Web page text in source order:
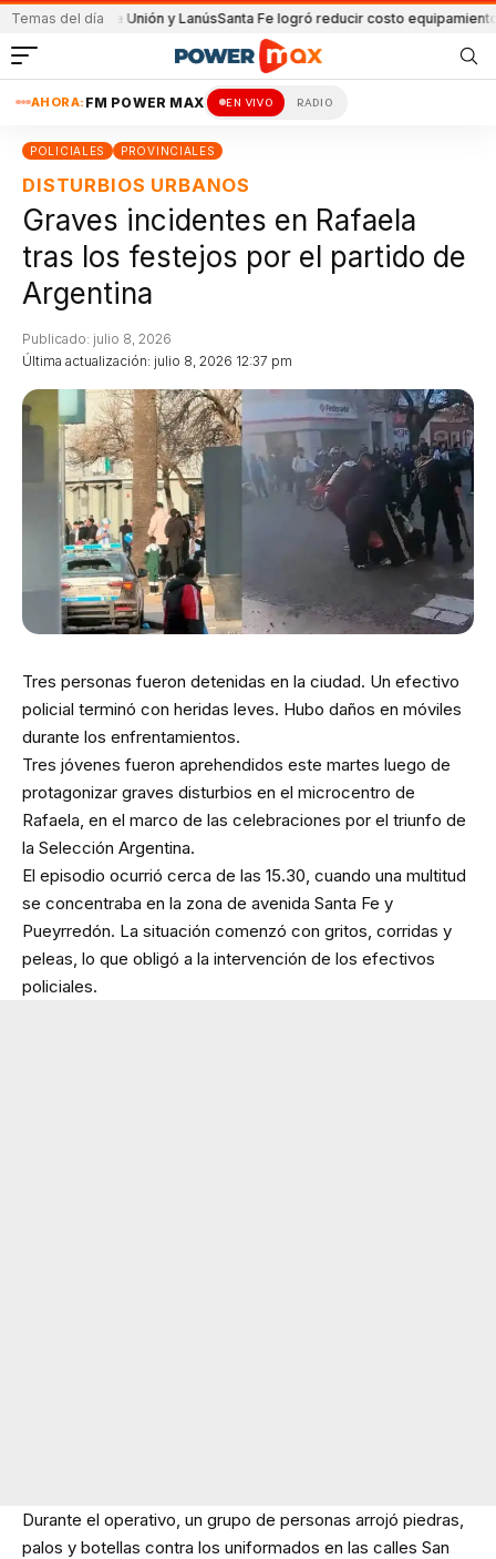
Temas del día
de Unión y LanúsSanta Fe logró reducir costo equipamiento
AHORA: FM POWER MAX EN VIVO RADIO
POLICIALES PROVINCIALES
DISTURBIOS URBANOS
Graves incidentes en Rafaela
tras los festejos por el partido de
Argentina
Última actualización: julio 8, 2026 12:37 pm
Publicado: julio 8, 2026
Tres personas fueron detenidas en la ciudad. Un efectivo
policial terminó con heridas leves. Hubo daños en móviles
durante los enfrentamientos.
Tres jóvenes fueron aprehendidos este martes luego de
protagonizar graves disturbios en el microcentro de
Rafaela, en el marco de las celebraciones por el triunfo de
la Selección Argentina.
El episodio ocurrió cerca de las 15.30, cuando una multitud
se concentraba en la zona de avenida Santa Fe y
Pueyrredón. La situación comenzó con gritos, corridas y
peleas, lo que obligó a la intervención de los efectivos
policiales.
Durante el operativo, un grupo de personas arrojó piedras,
palos y botellas contra los uniformados en las calles San